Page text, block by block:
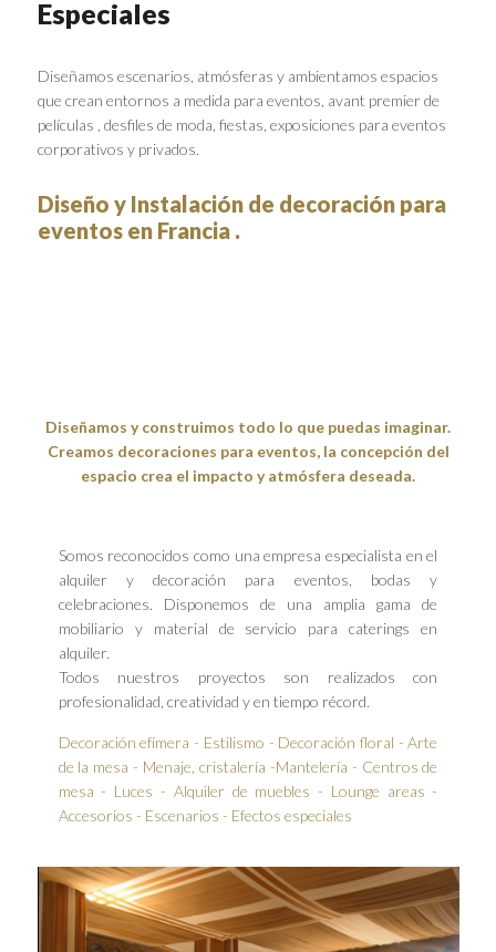
Especiales
Diseñamos escenarios, atmósferas y ambientamos espacios
que crean entornos a medida para eventos, avant premier de
películas , desfiles de moda, fiestas, exposiciones para eventos
corporativos y privados.
Diseño y Instalación de decoración para
eventos en Francia .
Diseñamos y construimos todo lo que puedas imaginar.
Creamos decoraciones para eventos, la concepción del
espacio crea el impacto y atmósfera deseada.
Somos reconocidos como una empresa especialista en el
alquiler y decoración para eventos, bodas y
celebraciones. Disponemos de una amplia gama de
mobiliario y material de servicio para caterings en
alquiler.
Todos nuestros proyectos son realizados con
profesionalidad, creatividad y en tiempo récord.
Decoración efímera - Estilismo - Decoración floral - Arte
de la mesa - Menaje, cristalería -Mantelería - Centros de
mesa - Luces - Alquiler de muebles - Lounge areas -
Accesorios - Escenarios - Efectos especiales